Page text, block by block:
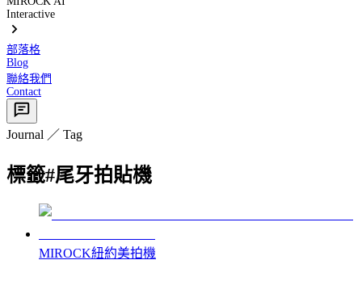
Interactive
部落格
Blog
聯絡我們
Contact
Journal ／ Tag
標籤#尾牙拍貼機
MIROCK紐約美拍機